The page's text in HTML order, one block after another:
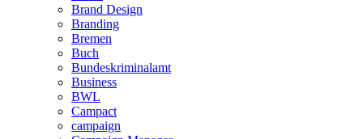
Brand Design
Branding
Bremen
Buch
Bundeskriminalamt
Business
BWL
Campact
campaign